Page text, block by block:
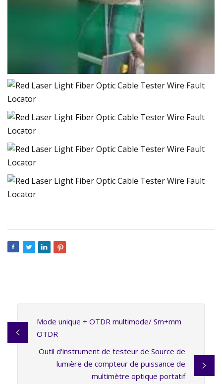
Mode unique + OTDR multimode/ Sm+mm
OTDR
Outil d'instrument de testeur de Source de
lumière de compteur de puissance de
multimètre optique portatif